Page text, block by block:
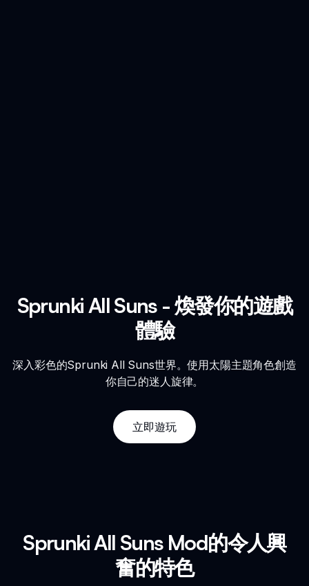
Sprunki All Suns - 煥發你的遊戲
體驗
深入彩色的Sprunki All Suns世界。使用太陽主題角色創造
你自己的迷人旋律。
立即遊玩
Sprunki All Suns Mod的令人興
奮的特色